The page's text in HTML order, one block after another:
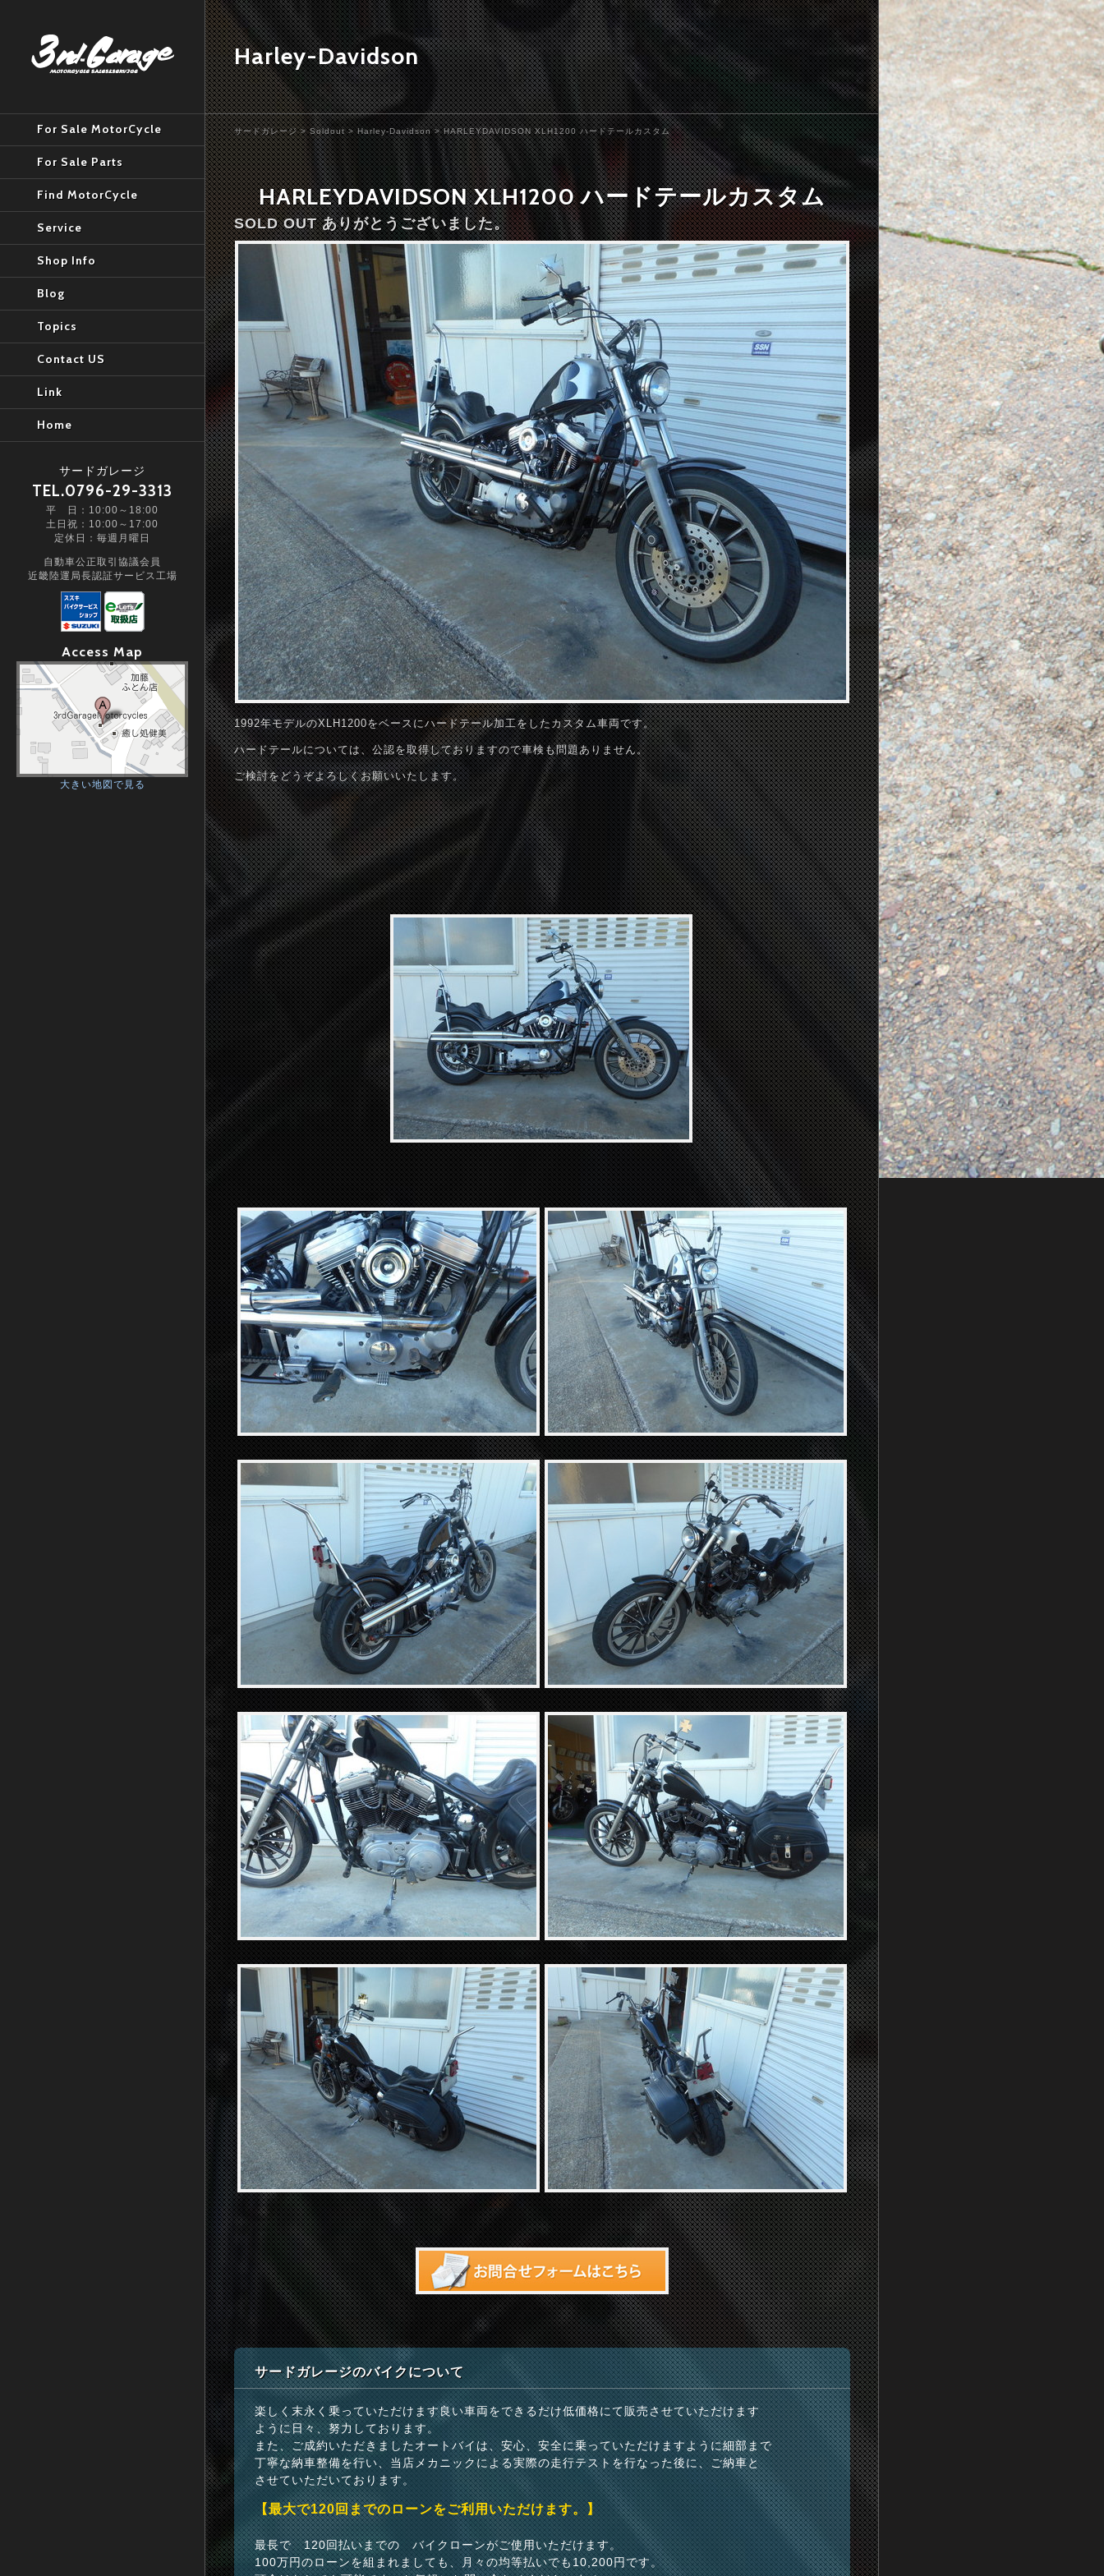
Harley-Davidson
サードガレージ>Soldout>Harley-Davidson> HARLEYDAVIDSON XLH1200 ハードテールカスタム
HARLEYDAVIDSON XLH1200 ハードテールカスタム
SOLD OUT ありがとうございました。
1992年モデルのXLH1200をベースにハードテール加工をしたカスタム車両です。
ハードテールについては、公認を取得しておりますので車検も問題ありません。
ご検討をどうぞよろしくお願いいたします。
サードガレージのバイクについて
楽しく末永く乗っていただけます良い車両をできるだけ低価格にて販売させていただけます
ように日々、努力しております。
また、ご成約いただきましたオートバイは、安心、安全に乗っていただけますように細部まで
丁寧な納車整備を行い、当店メカニックによる実際の走行テストを行なった後に、ご納車と
させていただいております。
【最大で120回までのローンをご利用いただけます。】
最長で 120回払いまでの バイクローンがご使用いただけます。
100万円のローンを組まれましても、月々の均等払いでも10,200円です。
For Sale MotorCycle
For Sale Parts
Find MotorCycle
Service
Shop Info
Blog
Topics
Contact US
Link
Home
サードガレージ
TEL.0796-29-3313
平 日：10:00～18:00
土日祝：10:00～17:00
定休日：毎週月曜日
自動車公正取引協議会員
近畿陸運局長認証サービス工場
Access Map
大きい地図で見る